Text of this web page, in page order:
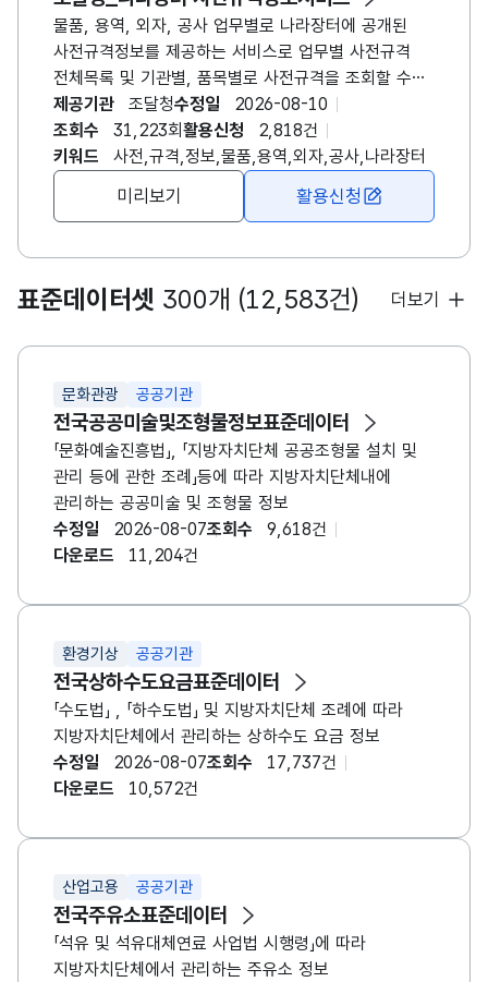
물품, 용역, 외자, 공사 업무별로 나라장터에 공개된
사전규격정보를 제공하는 서비스로 업무별 사전규격
전체목록 및 기관별, 품목별로 사전규격을 조회할 수
있으며 사전규격등록번호, 품명(사업명), 배정예산액,
관련규격서파일, 규격서 의견 등을 제공하는 나라장터
사전규격정보서비스 사전규격공개란? 국가계약법
(정부입찰계약집행기준) 및 지방계약법에 따라 입찰에
부치는 경우 입찰공고를 등록하기 이전에 미리 물품
의견을 제시할 수 있게 하는 절차
제공기관 조달청수정일
2026-08-10
조회수
31,223회 활용신청
2,818건
키워드
사전,규격,정보,물품,용역,외자,공사,나라장터
미리보기 활용신청
표준데이터셋 300개 (12,583건) 더보기
문화관광 공공기관
전국공공미술및조형물정보표준데이터
「문화예술진흥법」, 「지방자치단체 공공조형물 설치 및
관리 등에 관한 조례」등에 따라 지방자치단체내에
관리하는 공공미술 및 조형물 정보
수정일
2026-08-07조회수
9,618건
다운로드
11,204건
환경기상 공공기관
전국상하수도요금표준데이터
「수도법」 , 「하수도법」 및 지방자치단체 조례에 따라
지방자치단체에서 관리하는 상하수도 요금 정보
수정일
2026-08-07조회수
17,737건
다운로드
10,572건
산업고용 공공기관
전국주유소표준데이터
「석유 및 석유대체연료 사업법 시행령」에 따라
지방자치단체에서 관리하는 주유소 정보